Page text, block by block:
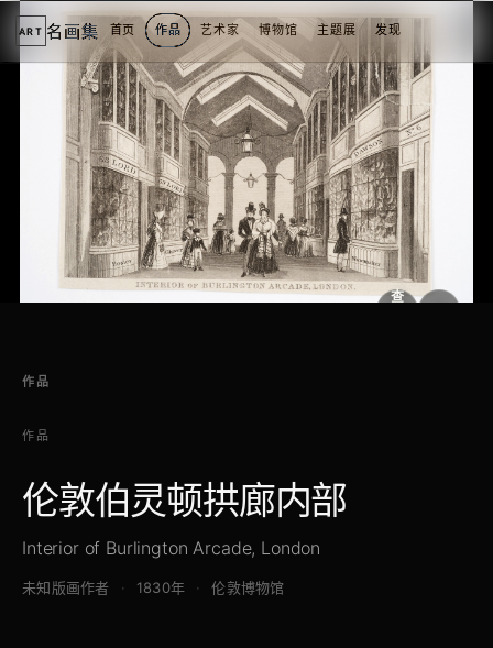
ART 名画集 首页 作品 艺术家 博物馆 主题展 发现
5
个
看
点
1
2
3
4
5
查
作品
作品
伦敦伯灵顿拱廊内部
Interior of Burlington Arcade, London
未知版画作者 1830年 伦敦博物馆